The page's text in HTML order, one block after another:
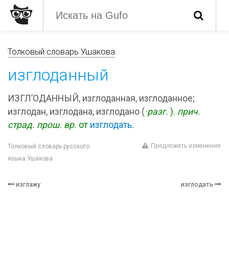
Толковый словарь Ушакова
изглоданный
ИЗГЛ’ОДАННЫЙ, изглоданная, изглоданное;
изглодан, изглодана, изглодано ( ·разг. ). прич.
страд. прош. вр. от изглодать.
Толковый словарь русского
языка Ушакова
Предложить изменения
изглажу изглодать